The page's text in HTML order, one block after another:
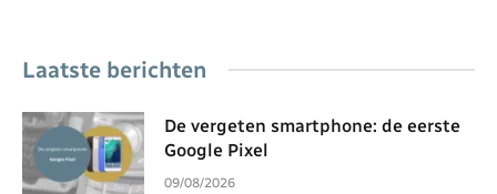
Laatste berichten
De vergeten smartphone: de eerste
Google Pixel
09/08/2026